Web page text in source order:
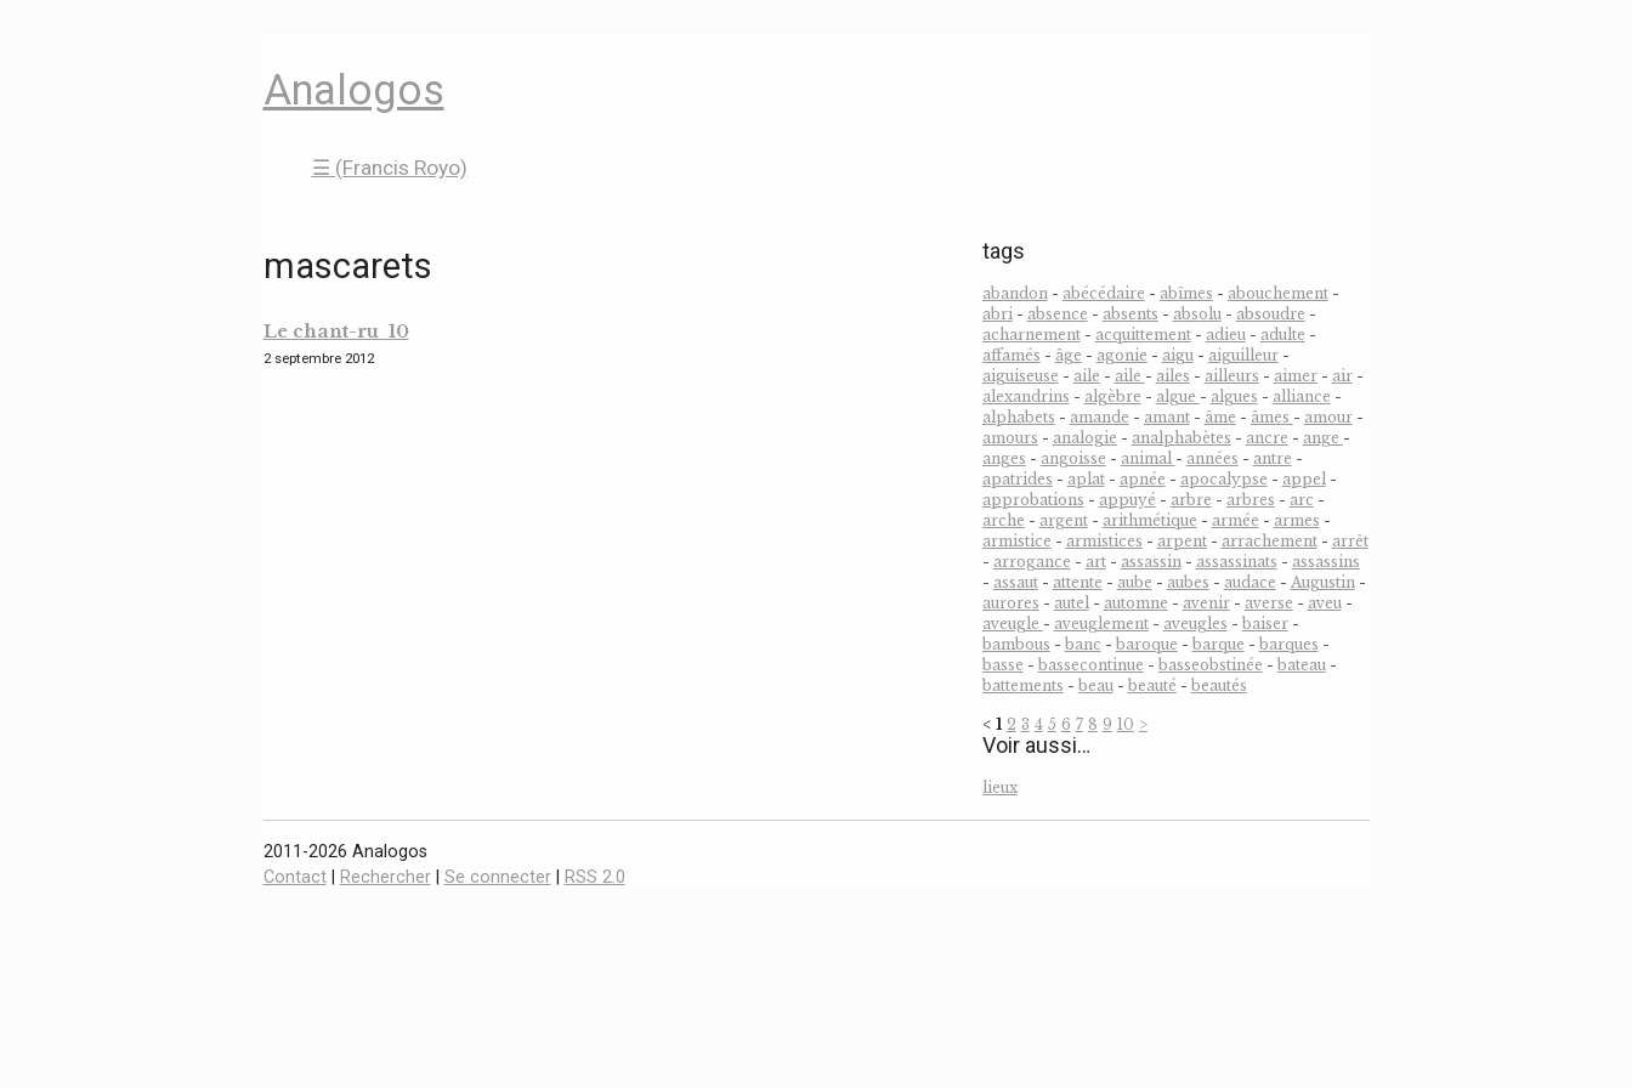
Analogos
☰ (Francis Royo)
mascarets
Le chant-ru 10
2 septembre 2012
tags
abandon- abécédaire - abîmes - abouchement-
abri- absence - absents - absolu- absoudre -
acharnement- acquittement- adieu- adulte -
affamés - âge - agonie - aigu- aiguilleur-
aiguiseuse - aile - aile - ailes - ailleurs - aimer- air-
alexandrins - algèbre - algue - algues - alliance -
alphabets - amande - amant- âme - âmes - amour-
amours - analogie - analphabètes - ancre - ange -
anges - angoisse - animal - années - antre -
apatrides - aplat- apnée - apocalypse - appel-
approbations - appuyé - arbre - arbres - arc -
arche - argent- arithmétique - armée - armes -
armistice - armistices - arpent- arrachement- arrêt
- arrogance - art- assassin- assassinats - assassins
- assaut- attente - aube - aubes - audace - Augustin-
aurores - autel- automne - avenir- averse - aveu-
aveugle - aveuglement- aveugles - baiser-
bambous - banc - baroque - barque - barques -
basse - bassecontinue - basseobstinée - bateau-
battements - beau- beauté - beautés
< 1 2 3 4 5 6 7 8 9 10 >
Voir aussi…
lieux
2011-2026 Analogos
Contact| Rechercher| Se connecter| RSS 2.0